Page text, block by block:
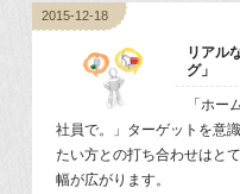
リアル
グ」
「ホー
社員で。」ターゲットを意
たい方との打ち合わせはと
幅が広がります。
2015-12-18